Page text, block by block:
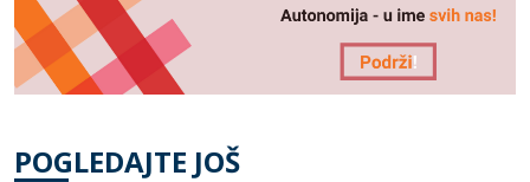
POGLEDAJTE JOŠ